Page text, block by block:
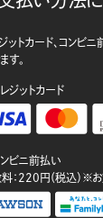
ットカード、コンビ
す。
ジットカード
ビニ前払い
：220円（税込）※